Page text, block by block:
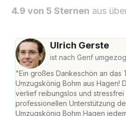
4.9 von 5 Sternen aus
Ulrich Gerste
ist nach Genf
"Ein großes Dankeschön an das
Umzugskönig Bohm aus Hagen!
verlief reibungslos und
professionellen Unterstützung
Umzugskönig Bohm Hagen